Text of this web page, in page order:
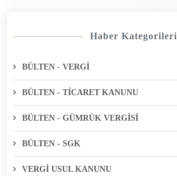
Haber Kategorileri
BÜLTEN - VERGİ
BÜLTEN - TİCARET KANUNU
BÜLTEN - GÜMRÜK VERGİSİ
BÜLTEN - SGK
VERGİ USUL KANUNU